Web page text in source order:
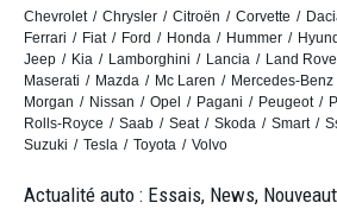
Chevrolet
Chrysler Citroën Corvette
Ferrari
Fiat Ford Honda Hummer
Jeep
Kia Lamborghini Lancia Land
Maserati
Mazda Mc Laren Mercedes-Benz
Morgan
Nissan Opel Pagani Peugeot
Rolls-Royce
Saab Seat Skoda Smart
Suzuki
Tesla Toyota Volvo
Actualité auto : Essais, News,